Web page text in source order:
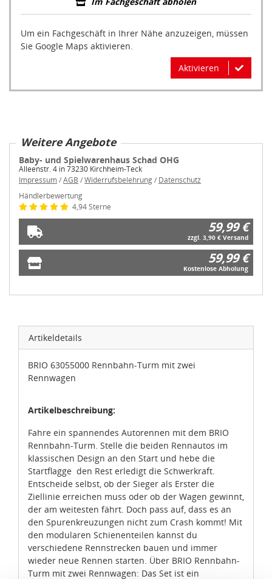
Um ein Fachgeschäft in Ihrer Nähe anzuzeigen, müssen
Sie Google Maps aktivieren.
Aktivieren
Weitere Angebote
Baby- und Spielwarenhaus Schad OHG
Alleenstr. 4 in 73230 Kirchheim-Teck
Impressum/AGB /Widerrufsbelehrung/ Datenschutz
Händlerbewertung
4,94 Sterne
59,99 €
zzgl. 3,90 € Versand
59,99 €
Kostenlose Abholung
Artikeldetails
BRIO 63055000 Rennbahn-Turm mit zwei
Rennwagen
Artikelbeschreibung:
Fahre ein spannendes Autorennen mit dem BRIO
Rennbahn-Turm. Stelle die beiden Rennautos im
klassischen Design an den Start und hebe die
Startflagge den Rest erledigt die Schwerkraft.
Entscheide selbst, ob der Sieger als Erster die
Ziellinie erreichen muss oder ob der Wagen gewinnt,
der am weitesten fährt. Doch pass auf, dass es an
den Spurenkreuzungen nicht zum Crash kommt! Mit
den modularen Schienenteilen kannst du
verschiedene Rennstrecken bauen und immer
wieder neue Rennen starten. Über BRIO Rennbahn-
Turm mit zwei Rennwagen: Das Set ist ein